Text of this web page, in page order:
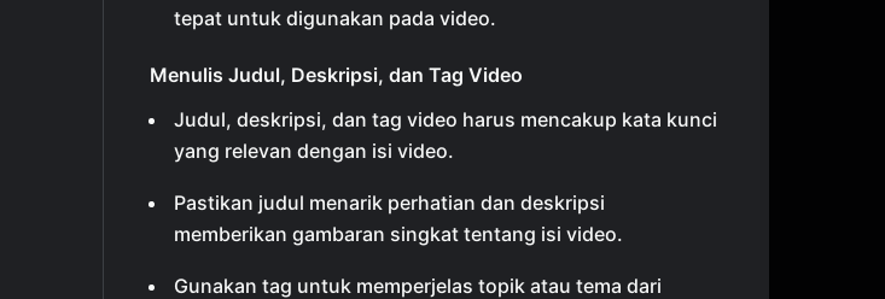
tepat untuk digunakan pada video.
Menulis Judul, Deskripsi, dan Tag Video
Judul, deskripsi, dan tag video harus mencakup kata kunci
yang relevan dengan isi video.
Pastikan judul menarik perhatian dan deskripsi
memberikan gambaran singkat tentang isi video.
Gunakan tag untuk memperjelas topik atau tema dari